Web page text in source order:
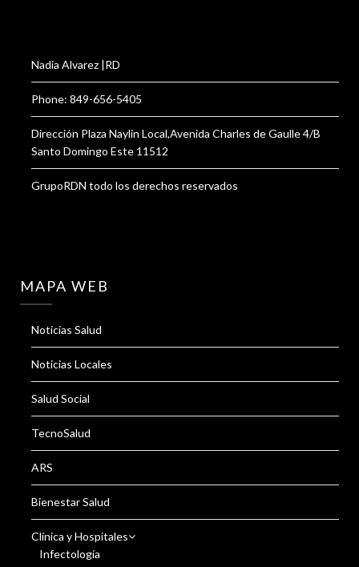
Nadia Alvarez |RD
Phone: 849-656-5405
Dirección Plaza Naylin Local,Avenida Charles de Gaulle 4/B
Santo Domingo Este 11512
GrupoRDN todo los derechos reservados
MAPA WEB
Noticias Salud
Noticias Locales
Salud Social
TecnoSalud
ARS
Bienestar Salud
Clínica y Hospitales
Infectología